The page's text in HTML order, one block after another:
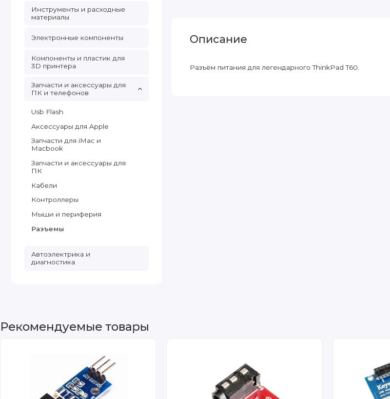
Инструменты и расходные
материалы
Электронные компоненты
Компоненты и пластик для
3D принтера
Запчасти и аксессуары для
ПК и телефонов
Usb Flash
Аксессуары для Apple
Запчасти для iMac и
Macbook
Запчасти и аксессуары для
ПК
Кабели
Контроллеры
Мыши и периферия
Разъемы
Автоэлектрика и
диагностика
Описание
Разъём питания для легендарного ThinkPad T60.
Рекомендуемые товары